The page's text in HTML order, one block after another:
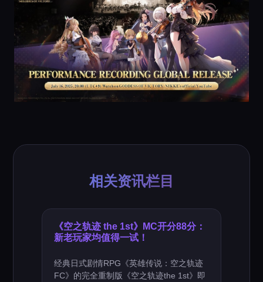
相关资讯栏目
《空之轨迹 the 1st》MC开分88分：
新老玩家均值得一试！
经典日式剧情RPG《英雄传说：空之轨迹
FC》的完全重制版《空之轨迹the 1st》即